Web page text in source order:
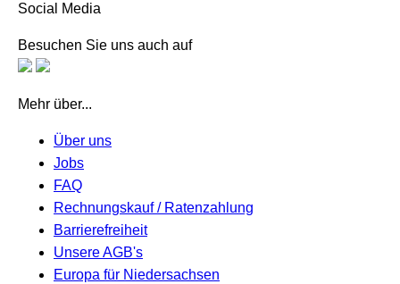
Social Media
Besuchen Sie uns auch auf
Mehr über...
Über uns
Jobs
FAQ
Rechnungskauf / Ratenzahlung
Barrierefreiheit
Unsere AGB's
Europa für Niedersachsen